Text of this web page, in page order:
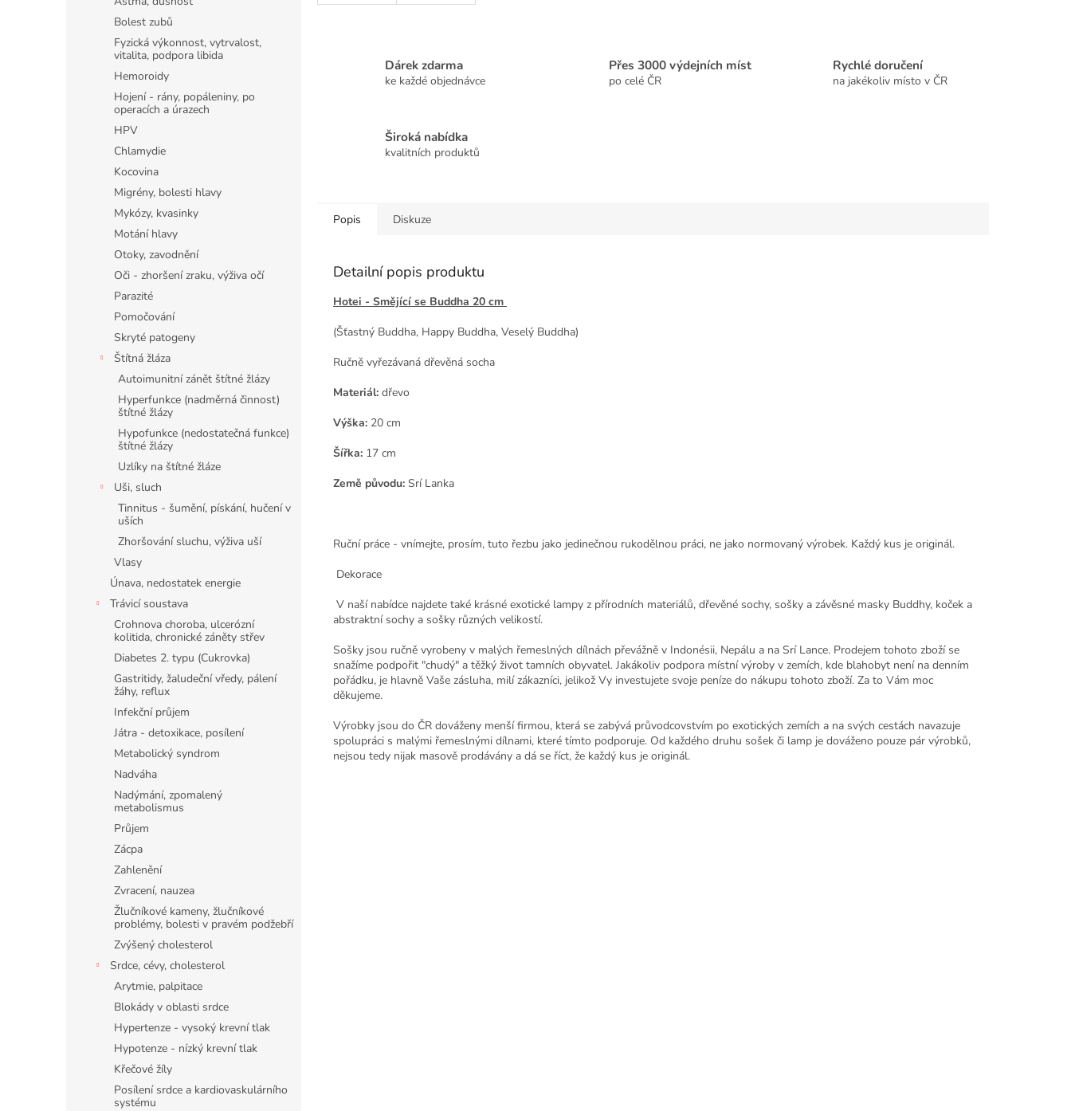
Bolest zubů
Fyzická výkonnost, vytrvalost,
vitalita, podpora libida
Hemoroidy
Hojení - rány, popáleniny, po
operacích a úrazech
HPV
Chlamydie
Kocovina
Migrény, bolesti hlavy
Mykózy, kvasinky
Motání hlavy
Otoky, zavodnění
Oči - zhoršení zraku, výživa očí
Parazité
Pomočování
Skryté patogeny
Štítná žláza
Autoimunitní zánět štítné žlázy
Hyperfunkce (nadměrná činnost)
štítné žlázy
Hypofunkce (nedostatečná funkce)
štítné žlázy
Uzlíky na štítné žláze
Uši, sluch
Tinnitus - šumění, pískání, hučení v
uších
Zhoršování sluchu, výživa uší
Vlasy
Únava, nedostatek energie
Trávicí soustava
Crohnova choroba, ulcerózní
kolitida, chronické záněty střev
Diabetes 2. typu (Cukrovka)
Gastritidy, žaludeční vředy, pálení
žáhy, reflux
Infekční průjem
Játra - detoxikace, posílení
Metabolický syndrom
Nadváha
Nadýmání, zpomalený
metabolismus
Průjem
Zácpa
Zahlenění
Zvracení, nauzea
Žlučníkové kameny, žlučníkové
problémy, bolesti v pravém podžebří
Zvýšený cholesterol
Srdce, cévy, cholesterol
Arytmie, palpitace
Blokády v oblasti srdce
Hypertenze - vysoký krevní tlak
Hypotenze - nízký krevní tlak
Křečové žíly
Posílení srdce a kardiovaskulárního
systému
Dárek zdarma
ke každé objednávce
Přes 3000 výdejních míst
po celé ČR
Rychlé doručení
na jakékoliv místo v ČR
Široká nabídka
kvalitních produktů
Popis Diskuze
Detailní popis produktu
Hotei - Smějící se Buddha 20 cm
(Šťastný Buddha, Happy Buddha, Veselý Buddha)
Ručně vyřezávaná dřevěná socha
Materiál: dřevo
Výška: 20 cm
Šířka: 17 cm
Země původu: Srí Lanka
Ruční práce - vnímejte, prosím, tuto řezbu jako jedinečnou rukodělnou práci, ne jako normovaný výrobek. Každý kus je originál.
Dekorace
V naší nabídce najdete také krásné exotické lampy z přírodních materiálů, dřevěné sochy, sošky a závěsné masky Buddhy, koček a
abstraktní sochy a sošky různých velikostí.
Sošky jsou ručně vyrobeny v malých řemeslných dílnách převážně v Indonésii, Nepálu a na Srí Lance. Prodejem tohoto zboží se
snažíme podpořit "chudý" a těžký život tamních obyvatel. Jakákoliv podpora místní výroby v zemích, kde blahobyt není na denním
pořádku, je hlavně Vaše zásluha, milí zákazníci, jelikož Vy investujete svoje peníze do nákupu tohoto zboží. Za to Vám moc
děkujeme.
Výrobky jsou do ČR dováženy menší firmou, která se zabývá průvodcovstvím po exotických zemích a na svých cestách navazuje
spolupráci s malými řemeslnými dílnami, které tímto podporuje. Od každého druhu sošek či lamp je dováženo pouze pár výrobků,
nejsou tedy nijak masově prodávány a dá se říct, že každý kus je originál.